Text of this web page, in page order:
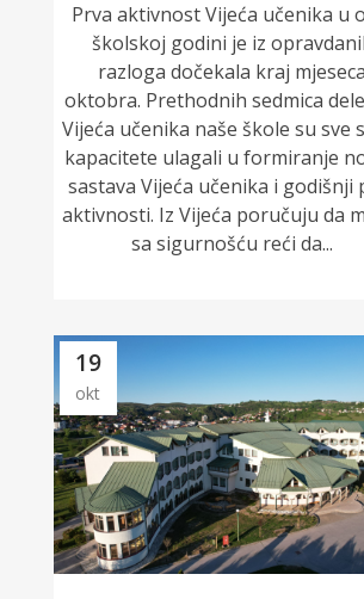
Prva aktivnost Vijeća učenika u
školskoj godini je iz
razloga dočekala kraj mjeseca
oktobra. Prethodnih sedmica
Vijeća učenika naše škole su sve
kapacitete ulagali u formiranje
sastava Vijeća učenika i godišnji
aktivnosti. Iz Vijeća poručuju da
sa sigurnošću reći da...
19
okt